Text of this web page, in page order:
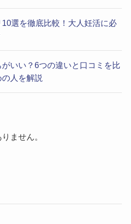
選を徹底比較！大人妊活に必
いい？6つの違いと口コミを比
人を解説
ません。